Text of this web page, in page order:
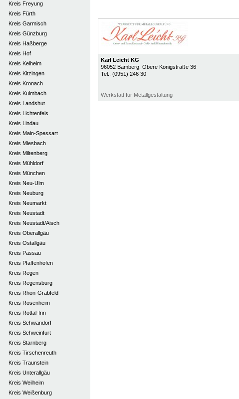
Kreis Freyung
Kreis Fürth
Kreis Garmisch
Kreis Günzburg
Kreis Haßberge
Kreis Hof
Kreis Kelheim
Kreis Kitzingen
Kreis Kronach
Kreis Kulmbach
Kreis Landshut
Kreis Lichtenfels
Kreis Lindau
Kreis Main-Spessart
Kreis Miesbach
Kreis Miltenberg
Kreis Mühldorf
Kreis München
Kreis Neu-Ulm
Kreis Neuburg
Kreis Neumarkt
Kreis Neustadt
Kreis Neustadt/Aisch
Kreis Oberallgäu
Kreis Ostallgäu
Kreis Passau
Kreis Pfaffenhofen
Kreis Regen
Kreis Regensburg
Kreis Rhön-Grabfeld
Kreis Rosenheim
Kreis Rottal-Inn
Kreis Schwandorf
Kreis Schweinfurt
Kreis Starnberg
Kreis Tirschenreuth
Kreis Traunstein
Kreis Unterallgäu
Kreis Weilheim
Kreis Weißenburg
Karl Leicht KG
96052 Bamberg, Obere Königstraße 36
Tel.: (0951) 246 30
Werkstatt für Metallgestaltung